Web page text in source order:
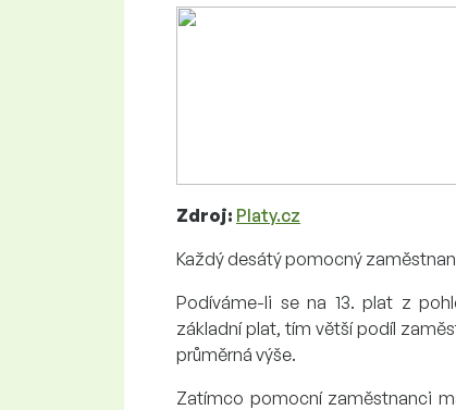
Zdroj: Platy.cz
Každý desátý pomocný
Podíváme-li se na 13. plat z
základní plat, tím větší podíl
průměrná výše.
Zatímco pomocní zaměstnanci